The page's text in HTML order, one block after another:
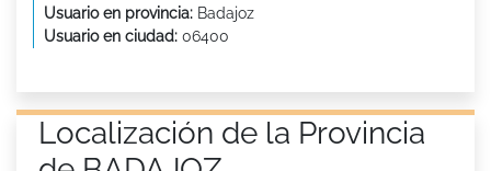
Usuario en provincia: Badajoz
Usuario en ciudad: 06400
Localización de la Provincia